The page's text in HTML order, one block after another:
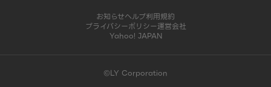
お知らせヘルプ利用規約
プライバシーポリシー運営会社
Yahoo! JAPAN
©LY Corporation